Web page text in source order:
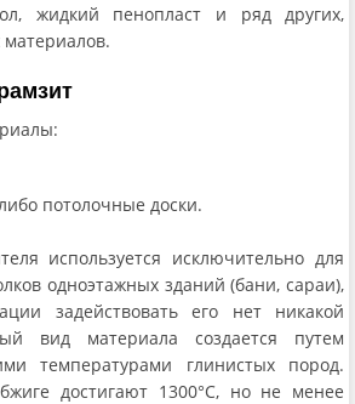
жидкий пенопласт и ряд других,
потолочные доски.
используется исключительно для
одноэтажных зданий (бани, сараи),
задействовать его нет никакой
вид материала создается путем
температурами глинистых пород.
достигают 1300°С, но не менее